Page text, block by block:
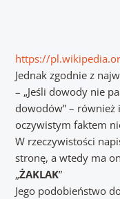
https://
Jednak zgodnie z
– „Jeśli dowody nie
dowodów” –
oczywistym faktem
W rzeczywistości
stronę, a wtedy ma
„ŻAKLAK”
Jego podobieństwo